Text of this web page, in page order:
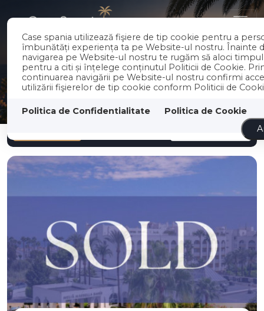
Case spania utilizează fişiere de tip cookie pentru a
îmbunătăți experiența ta pe Website-ul nostru. Înainte
navigarea pe Website-ul nostru te rugăm să aloci
pentru a citi și înțelege conținutul Politicii de Cookie.
continuarea navigării pe Website-ul nostru confirmi
utilizării fişierelor de tip cookie conform Politicii de
Politica de Confidentialitate
Politica de Cookie